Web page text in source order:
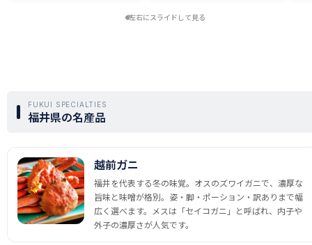
左右にスライドして見る
FUKUI SPECIALTIES
福井県の名産品
越前ガニ
福井を代表する冬の味覚。オスのズワイガニで、濃厚な
旨味と味噌が格別。姿・脚・ポーション・訳ありまで幅
広く選べます。メスは「セイコガニ」と呼ばれ、内子や
外子の濃厚さが人気です。